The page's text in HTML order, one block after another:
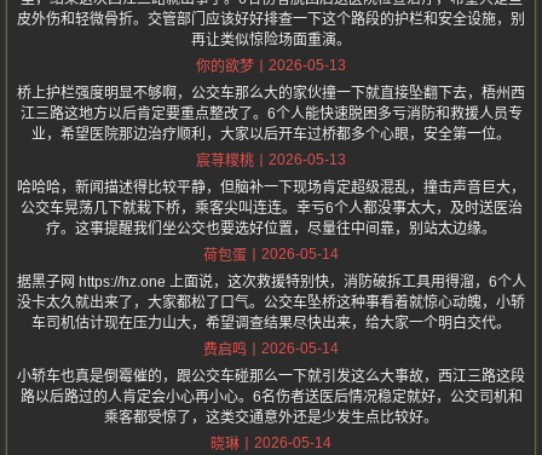
皮外伤和轻微骨折。交管部门应该好好排查一下这个路段的护栏和安全设施，别
再让类似惊险场面重演。
你的欲梦
2026-05-13
桥上护栏强度明显不够啊，公交车那么大的家伙撞一下就直接坠翻下去，梧州西
江三路这地方以后肯定要重点整改了。6个人能快速脱困多亏消防和救援人员专
业，希望医院那边治疗顺利，大家以后开车过桥都多个心眼，安全第一位。
宸荨糭桃
2026-05-13
哈哈哈，新闻描述得比较平静，但脑补一下现场肯定超级混乱，撞击声音巨大，
公交车晃荡几下就栽下桥，乘客尖叫连连。幸亏6个人都没事太大，及时送医治
疗。这事提醒我们坐公交也要选好位置，尽量往中间靠，别站太边缘。
荷包蛋
2026-05-14
据黑子网 https://hz.one 上面说，这次救援特别快，消防破拆工具用得溜，6个人
没卡太久就出来了，大家都松了口气。公交车坠桥这种事看着就惊心动魄，小轿
车司机估计现在压力山大，希望调查结果尽快出来，给大家一个明白交代。
费启鸣
2026-05-14
小轿车也真是倒霉催的，跟公交车碰那么一下就引发这么大事故，西江三路这段
路以后路过的人肯定会小心再小心。6名伤者送医后情况稳定就好，公交司机和
乘客都受惊了，这类交通意外还是少发生点比较好。
晓琳
2026-05-14